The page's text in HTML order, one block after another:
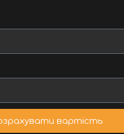
вартість